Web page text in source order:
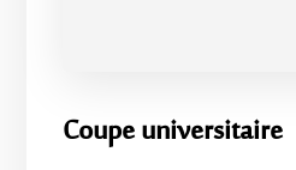
Coupe universitaire